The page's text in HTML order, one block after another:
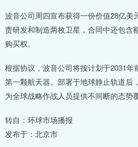
波音公司周四宣布获得一份价值28亿美
责研发和制造两枚卫星，合同中还包含
购买权。
根据协议，波音公司将按计划于2031年
第一颗航天器。部署于地球静止轨道后
为全球战略作战人员提供不间断的态势
转自：环球市场播报
发布于：北京市